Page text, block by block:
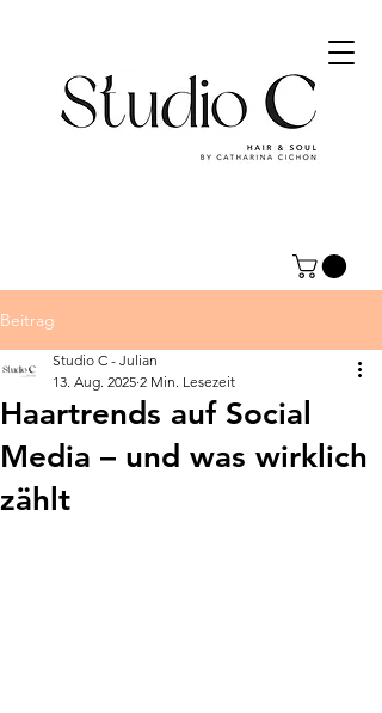
Beitrag
Haartrends auf Social
Media – und was wirklich
zählt
Studio C - Julian
13. Aug. 2025 2 Min. Lesezeit